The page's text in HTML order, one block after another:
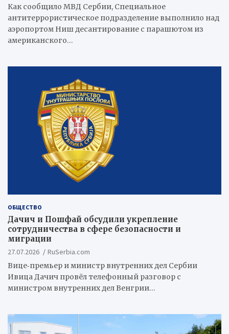
Как сообщило МВД Сербии, Специальное
антитеррористическое подразделение выполнило над
аэропортом Ниш десантирование с парашютом из
американского…
ОБЩЕСТВО
Дачич и Пошфай обсудили укрепление
сотрудничества в сфере безопасности и
миграции
27.07.2026
RuSerbia.com
Вице‑премьер и министр внутренних дел Сербии
Ивица Дачич провёл телефонный разговор с
министром внутренних дел Венгрии…